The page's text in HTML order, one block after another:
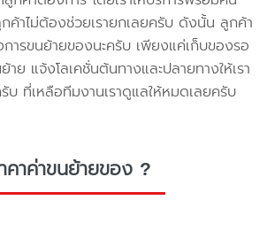
าไม่ต้องช่วยเรายกเลยครับ ดังนั้น ลูกค้า
ารขนย้ายของนะครับ เพียงแค่เก็บของรอ
าย แจ้งโลเคชั่นต้นทางและปลายทางให้เรา
บ ที่เหลือทีมงานเราดูแลให้หมดเลยครับ
าค่าขนย้ายของ ?